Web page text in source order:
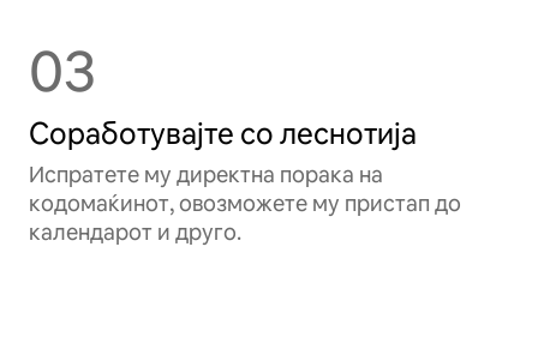
03
Соработувајте со леснотија
Испратете му директна порака на
кодомаќинот, овозможете му пристап до
календарот и друго.